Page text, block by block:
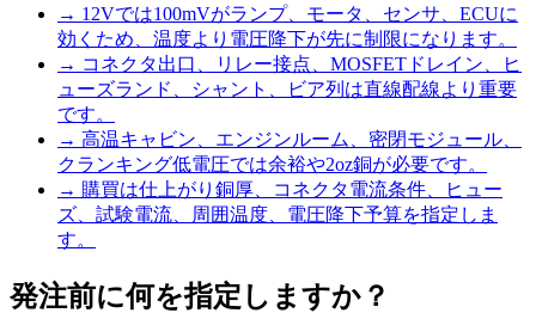
→ 12Vでは100mVがランプ、モータ、センサ、ECUに
効くため、温度より電圧降下が先に制限になります。
→ コネクタ出口、リレー接点、MOSFETドレイン、ヒ
ューズランド、シャント、ビア列は直線配線より重要
です。
→ 高温キャビン、エンジンルーム、密閉モジュール、
クランキング低電圧では余裕や2oz銅が必要です。
→ 購買は仕上がり銅厚、コネクタ電流条件、ヒュー
ズ、試験電流、周囲温度、電圧降下予算を指定しま
す。
発注前に何を指定しますか？